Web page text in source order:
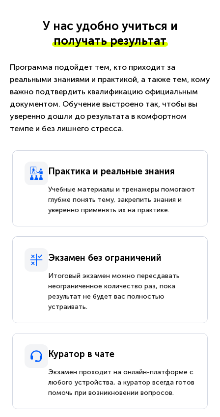
У нас удобно учиться и
получать результат
Программа подойдет тем, кто приходит за
реальными знаниями и практикой, а также тем, кому
важно подтвердить квалификацию официальным
документом. Обучение выстроено так, чтобы вы
уверенно дошли до результата в комфортном
темпе и без лишнего стресса.
Практика и реальные знания
Учебные материалы и тренажеры помогают
глубже понять тему, закрепить знания и
уверенно применять их на практике.
Экзамен без ограничений
Итоговый экзамен можно пересдавать
неограниченное количество раз, пока
результат не будет вас полностью
устраивать.
Куратор в чате
Экзамен проходит на онлайн-платформе с
любого устройства, а куратор всегда готов
помочь при возникновении вопросов.